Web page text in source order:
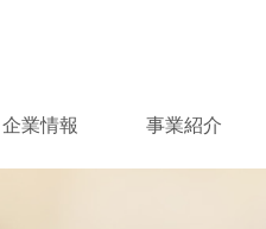
企業情報 事業紹介